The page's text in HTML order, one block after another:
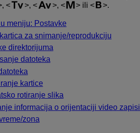
, , , ili .
meniju: Postavke
za snimanje/reprodukciju
direktorijuma
datoteka
kartice
rotiranje slika
informacija o orijentaciji video
zona